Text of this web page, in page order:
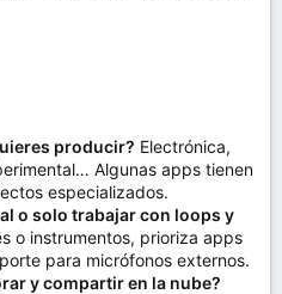
producir? Electrónica,
Algunas apps tienen
especializados.
o solo trabajar con loops y
o instrumentos, prioriza apps
para micrófonos externos.
y compartir en la nube?